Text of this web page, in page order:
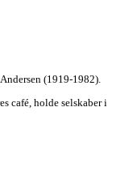
(1919-1982).
café, holde selskaber i